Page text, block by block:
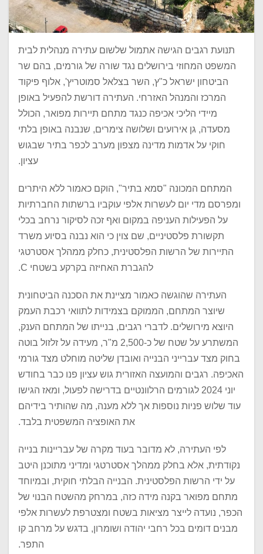
תנועת רגבים הגישה אתמול שלשום עתירה מנהלית לבית
המשפט המחוזי בירושלים נגד שורה של גורמים, בהם שר
הביטחון ישראל כ"ץ, השר בצלאל סמוטריץ', אלוף פיקוד
המרכז והמנהל האזרחי. העתירה דורשת להפעיל באופן
מיידי הליכי אכיפה כנגד מתחם תיירות מפואר, הכולל
מסעדה, גן אירועים ושלושה צימרים, שנבנה באופן בלתי
חוקי על אדמות מדינה מצפון מערב לכפר בתיר שבגוש
עציון.
המתחם המכונה "סמא בתיר", הוקם כאמור ללא היתרים
ומפרסם מדי יום לעשרות אלפי עוקביו ברשתות החברתיות
על הפעילות העניפה במקום ואף זכה לסיקור נרחב בכלי
תקשורת פלסטיניים, שם צוין כי הוא נבנה בסיוע משרד
התיירות של הרשות הפלסטינית, כחלק ממהלך אסטרטגי
להגברת האחיזה בקרקע בשטחי C.
העתירה שהוגשה כאמור מציינת את הסכנה הביטחונית
שיוצר המתחם, הממוקם בצמידות לתוואי רכבת העמק
היוצא מירושלים. לדברי רגבים, בנייתו של המתחם הענק,
המשתרע על שטח של כ-2,500 מ"ר, מעידה על זלזול בוטה
בחוק מצד עברייני הבנייה ואובדן שליטה מוחלט מצד גורמי
האכיפה. רגבים והמועצה האזורית גוש עציון פנו כבר בחודש
יוני 2024 לגורמים הרלוונטיים בדרישה לפעול, ומאז הגישו
עוד שלוש פניות נוספות אך ללא מענה, מה שהותיר בידיהם
את האופציה המשפטית בלבד.
לפי העתירה, לא מדובר בעוד מקרה של עבריינות בנייה
נקודתית, אלא בחלק ממהלך אסטרטגי ומדיני מתוכנן היטב
על ידי הרשות הפלסטינית. הבנייה הבלתי חוקית, ובמיוחד
מתחם מפואר בקנה מידה כזה, במרחק מהשטח הבנוי של
הכפר, נועדה לייצר מציאות בשטח ומצטרפת לעשרות אלפי
מבנים דומים בכל רחבי יהודה ושומרון, בדגש על מרחב קו
התפר.